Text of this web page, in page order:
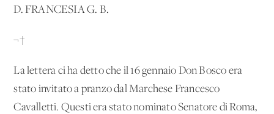
D. FRANCESIA G. B.
¬†
La lettera ci ha detto che il 16 gennaio Don Bosco era
stato invitato a pranzo dal Marchese Francesco
Cavalletti. Questi era stato nominato Senatore di Roma,